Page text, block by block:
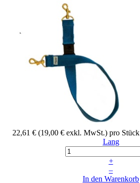
22,61 € (19,00 € exkl. MwSt.) pro Stück
Lang
+
–
In den Warenkorb